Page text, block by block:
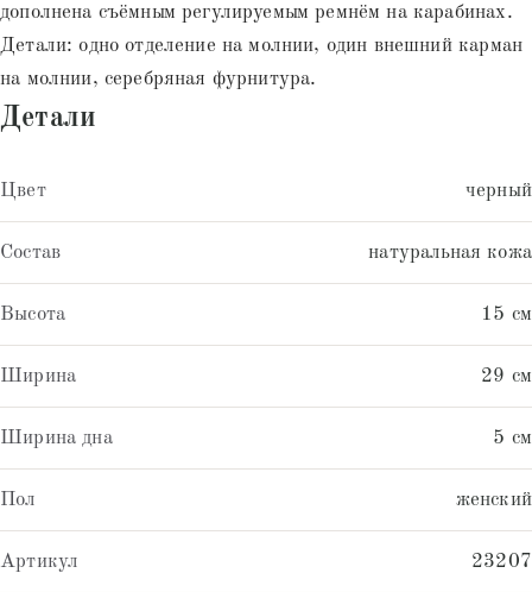
дополнена съёмным регулируемым ремнём на карабинах.
Детали: одно отделение на молнии, один внешний карман
на молнии, серебряная фурнитура.
Детали
Цвет черный
Состав натуральная кожа
Высота 15 см
Ширина 29 см
Ширина дна 5 см
Пол женский
Артикул 23207